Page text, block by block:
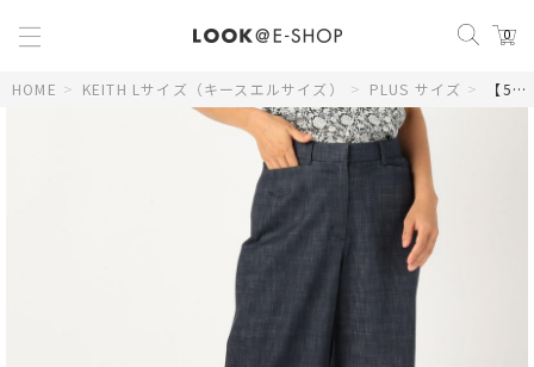
0
HOME > KEITH Lサイズ（キースエルサイズ） > PLUS サイズ > 【50size～】シャンブレーストレッチパンツ